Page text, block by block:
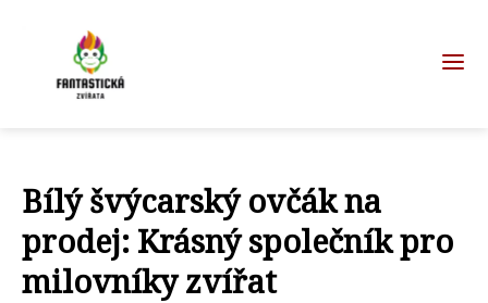
Bílý švýcarský ovčák na
prodej: Krásný společník pro
milovníky zvířat